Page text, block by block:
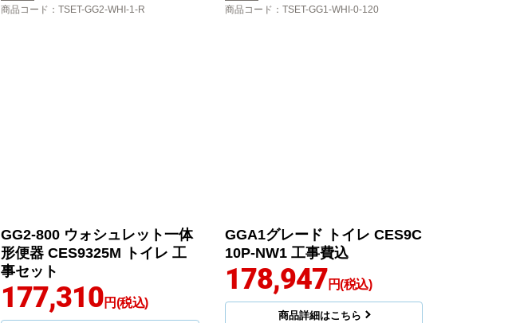
商品コード ：TSET-GG2-WHI-1-R
GG2-800 ウォシュレット一体
形便器 CES9325M トイレ 工
事セット
177,310円(税込)
商品コード ：TSET-GG1-WHI-0-120
GGA1グレード トイレ CES9C
10P-NW1 工事費込
178,947 円(税込)
商品詳細はこちら